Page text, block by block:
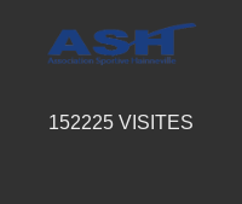
152225 VISITES